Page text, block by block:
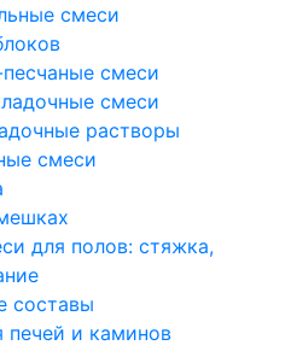
смеси
смеси
смеси
растворы
смеси
для полов: стяжка,
составы
печей и каминов